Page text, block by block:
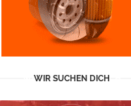
WIR SUCHEN DICH